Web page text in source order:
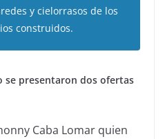
y cielorrasos de los
construidos.
presentaron dos ofertas
Caba Lomar quien